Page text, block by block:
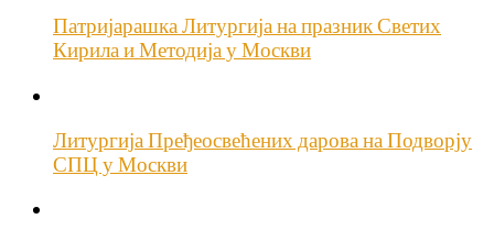
Патријарашка Литургија на празник Светих
Кирила и Методија у Москви
Литургија Пређеосвећених дарова на Подворју
СПЦ у Москви